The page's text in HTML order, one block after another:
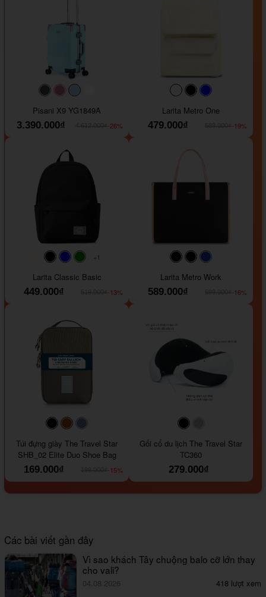
#40454a#b76e79
Pisani X9 YG1849A
3.390.000₫
-26%
#faf0e6#000000
Larita Metro One
479.000₫
-19%
#faf0e6#000000#0000FF
+1
Larita Classic Basic
449.000₫
-13%
#000000#000000
Larita Metro Work
589.000₫
-16%
#000000#964B00
Túi đựng giày The Travel Star
SHB_02 Elite Duo Shoe Bag
169.000₫
-15%
Gối cổ du lịch The Travel Star
TC360
279.000₫
Các bài viết gần đây
Vì sao khách Tây chuộng balo cỡ lớn thay
cho vali?
04.08.2026 418 lượt xem